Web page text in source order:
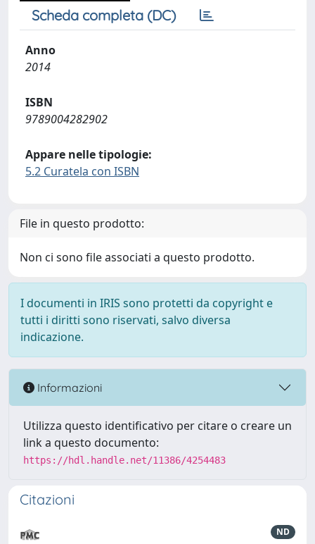
Scheda completa (DC)
Anno
2014
ISBN
9789004282902
Appare nelle tipologie:
5.2 Curatela con ISBN
File in questo prodotto:
Non ci sono file associati a questo prodotto.
I documenti in IRIS sono protetti da copyright e
tutti i diritti sono riservati, salvo diversa
indicazione.
Informazioni
Utilizza questo identificativo per citare o creare un
link a questo documento:
https://hdl.handle.net/11386/4254483
Citazioni
ND